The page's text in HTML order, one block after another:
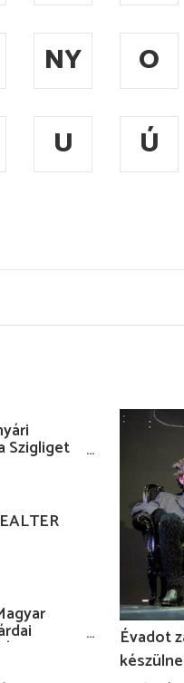
NY O
U Ú
Szigliget
Évadot